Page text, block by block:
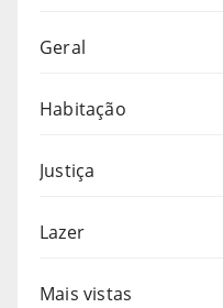
Geral
Habitação
Justiça
Lazer
Mais vistas